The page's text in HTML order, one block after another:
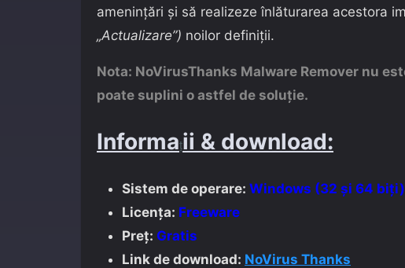
amenințări și să realizeze înlăturarea acestora
„Actualizare”) noilor definiții.
Nota: NoVirusThanks Malware Remover nu
poate suplini o astfel de soluție.
Informații & download:
Sistem de operare: Windows (32 și 64 biți)
Licența: Freeware
Preț: Gratis
Link de download: NoVirus Thanks